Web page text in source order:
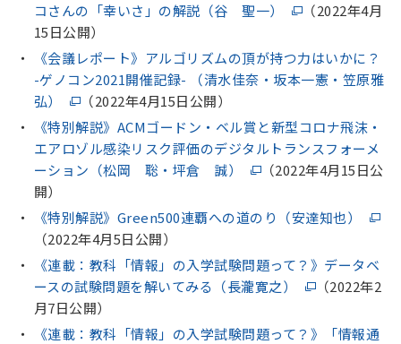
コさんの「幸いさ」の解説（谷 聖一）
（2022年4月
15日公開）
《会議レポート》アルゴリズムの頂が持つ力はいかに？
-ゲノコン2021開催記録- （清水佳奈・坂本一憲・笠原雅
弘）
（2022年4月15日公開）
《特別解説》ACMゴードン・ベル賞と新型コロナ飛沫・
エアロゾル感染リスク評価のデジタルトランスフォーメ
ーション（松岡 聡・坪倉 誠）
（2022年4月15日公
開）
《特別解説》Green500連覇への道のり（安達知也）
（2022年4月5日公開）
《連載：教科「情報」の入学試験問題って？》データベ
ースの試験問題を解いてみる（長瀧寛之）
（2022年2
月7日公開）
《連載：教科「情報」の入学試験問題って？》「情報通